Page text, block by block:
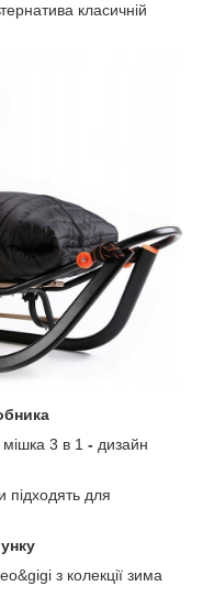
класичній
3 в 1 - дизайн
підходять для
з колекції зима